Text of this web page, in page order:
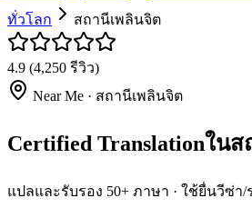
ทั่วโลก
สถานีเพลินจิต
4.9 (4,250 รีวิว)
Near Me · สถานีเพลินจิต
Certified Translationใน
แปลและรับรอง 50+ ภาษา · ใช้ยื่นวีซ่า